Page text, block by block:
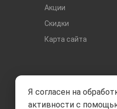
Акции
Скидки
Карта сайта
Я согласен на
активности с